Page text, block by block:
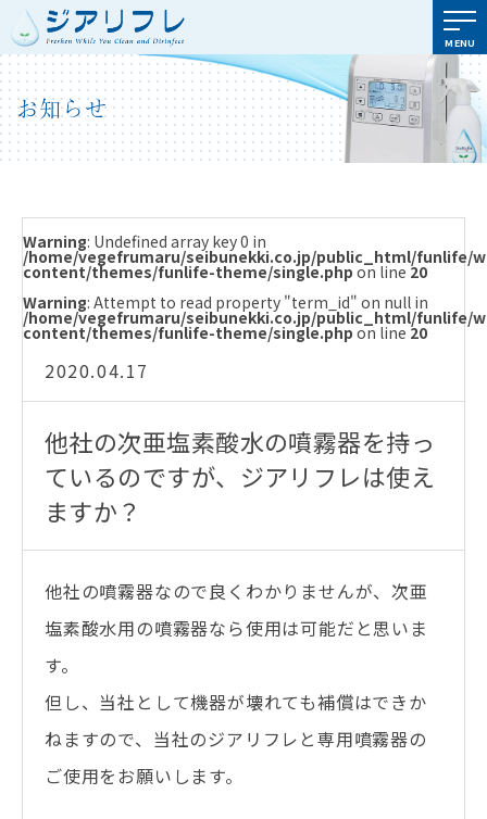
MENU
お知らせ
Warning: Undefined array key 0 in
/home/vegefrumaru/seibunekki.co.jp/public_html/funlife/
content/themes/funlife-theme/single.php on line 20
Warning: Attempt to read property "term_id" on null in
/home/vegefrumaru/seibunekki.co.jp/public_html/funlife/
content/themes/funlife-theme/single.php on line 20
2020.04.17
他社の次亜塩素酸水の噴霧器を持っ
ているのですが、ジアリフレは使え
ますか？
他社の噴霧器なので良くわかりませんが、次亜
塩素酸水用の噴霧器なら使用は可能だと思いま
す。
但し、当社として機器が壊れても補償はできか
ねますので、当社のジアリフレと専用噴霧器の
ご使用をお願いします。